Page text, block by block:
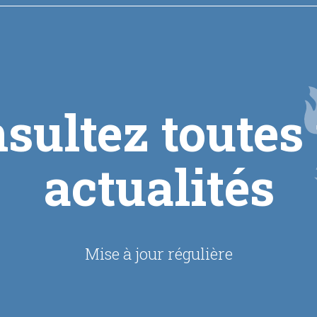
toutes
actualités
Mise à jour régulière